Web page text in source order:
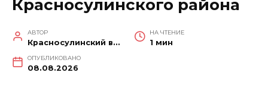
Красносулинского района
АВТОР
Красносулинский вестник
НА ЧТЕНИЕ
1 мин
ОПУБЛИКОВАНО
08.08.2026